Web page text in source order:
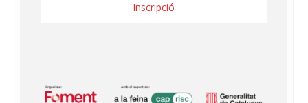
Inscripció